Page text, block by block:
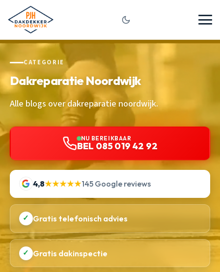
CATEGORIE
Dakreparatie Noordwijk
Alle blogs over dakreparatie noordwijk.
NU BEREIKBAAR
BEL 085 019 42 92
4,8★★★★★145 Google reviews
✓ Gratis telefonisch advies
✓ Gratis dakinspectie